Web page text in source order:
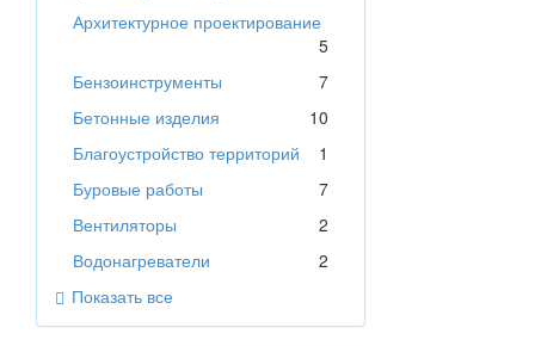
Архитектурное проектирование
5
Бензоинструменты
7
Бетонные изделия
10
Благоустройство территорий
1
Буровые работы
7
Вентиляторы
2
Водонагреватели
2
Показать все